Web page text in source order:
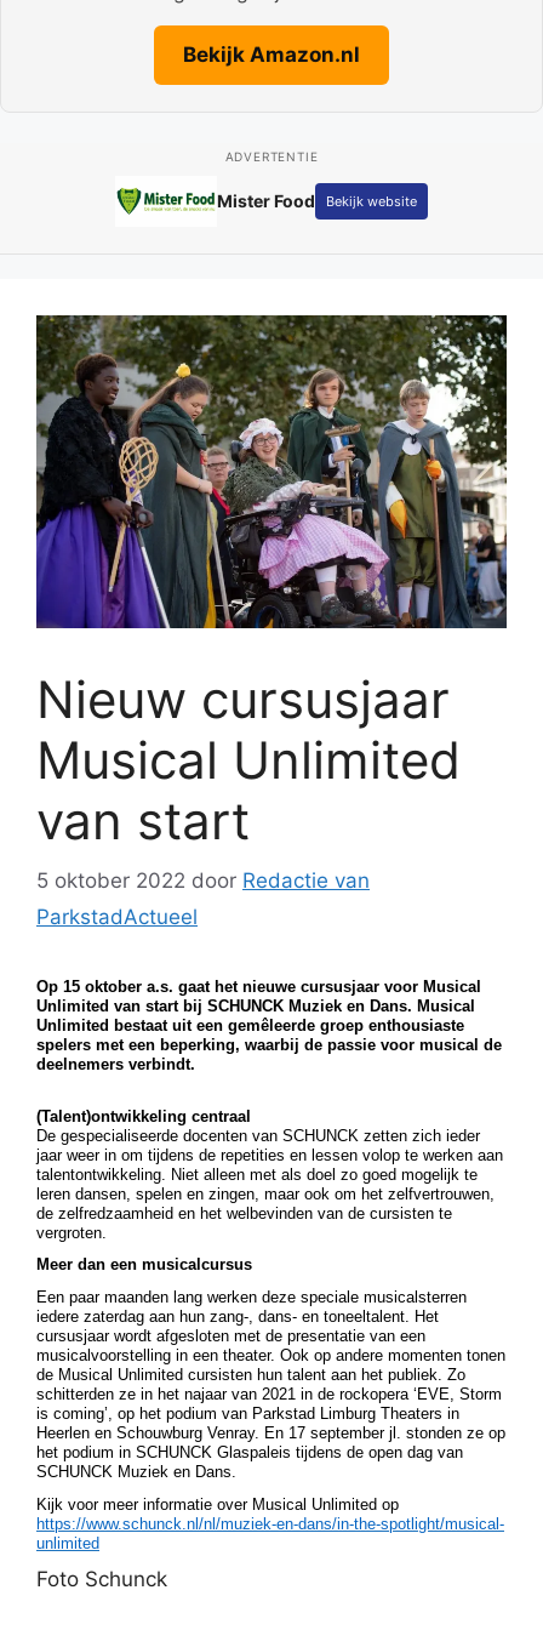
Bekijk Amazon.nl
ADVERTENTIE
Mister Food Bekijk website
Nieuw cursusjaar
Musical Unlimited
van start
5 oktober 2022 door Redactie van
ParkstadActueel
Op 15 oktober a.s. gaat het nieuwe cursusjaar voor Musical
Unlimited van start bij SCHUNCK Muziek en Dans. Musical
Unlimited bestaat uit een gemêleerde groep enthousiaste
spelers met een beperking, waarbij de passie voor musical de
deelnemers verbindt.
(Talent)ontwikkeling centraal
De gespecialiseerde docenten van SCHUNCK zetten zich ieder
jaar weer in om tijdens de repetities en lessen volop te werken aan
talentontwikkeling. Niet alleen met als doel zo goed mogelijk te
leren dansen, spelen en zingen, maar ook om het zelfvertrouwen,
de zelfredzaamheid en het welbevinden van de cursisten te
vergroten.
Meer dan een musicalcursus
Een paar maanden lang werken deze speciale musicalsterren
iedere zaterdag aan hun zang-, dans- en toneeltalent. Het
cursusjaar wordt afgesloten met de presentatie van een
musicalvoorstelling in een theater. Ook op andere momenten tonen
de Musical Unlimited cursisten hun talent aan het publiek. Zo
schitterden ze in het najaar van 2021 in de rockopera ‘EVE, Storm
is coming’, op het podium van Parkstad Limburg Theaters in
Heerlen en Schouwburg Venray. En 17 september jl. stonden ze op
het podium in SCHUNCK Glaspaleis tijdens de open dag van
SCHUNCK Muziek en Dans.
Kijk voor meer informatie over Musical Unlimited op
https://www.schunck.nl/nl/muziek-en-dans/in-the-spotlight/musical-
unlimited
Foto Schunck